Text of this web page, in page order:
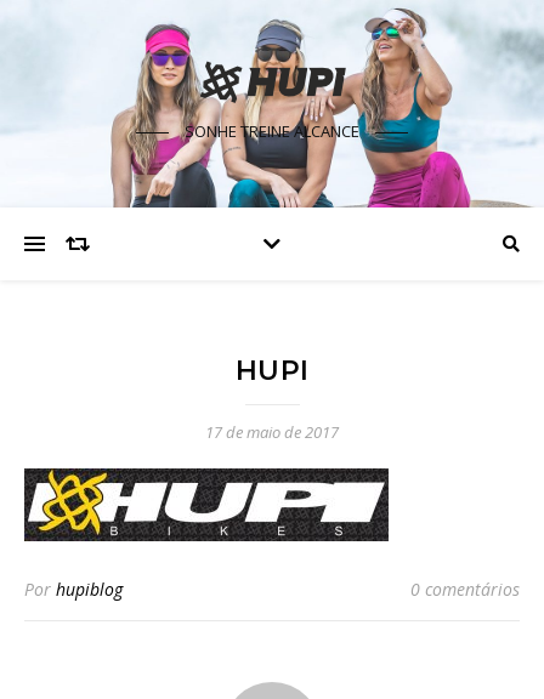
SONHE TREINE ALCANCE
HUPI
17 de maio de 2017
Por hupiblog 0 comentários